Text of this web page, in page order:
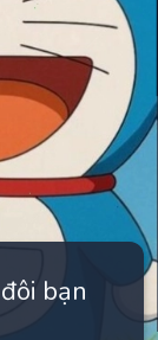
bạn